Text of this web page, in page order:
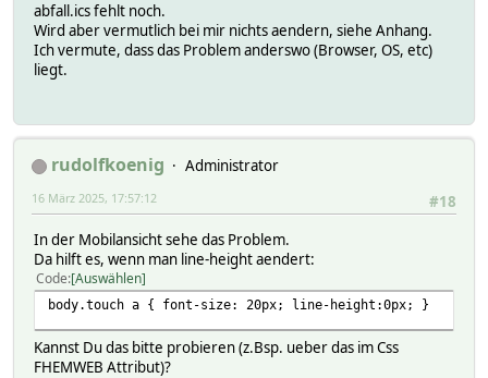
abfall.ics fehlt noch.
Wird aber vermutlich bei mir nichts aendern, siehe Anhang.
Ich vermute, dass das Problem anderswo (Browser, OS, etc)
liegt.
rudolfkoenig
Administrator
#18
16 März 2025, 17:57:12
In der Mobilansicht sehe das Problem.
Da hilft es, wenn man line-height aendert:
Code Auswählen
body.touch a { font-size: 20px; line-height:0px; }
Kannst Du das bitte probieren (z.Bsp. ueber das im Css
FHEMWEB Attribut)?